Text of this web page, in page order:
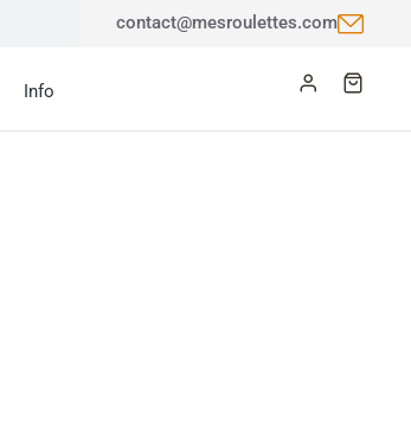
contact@mesroulettes.com
Info